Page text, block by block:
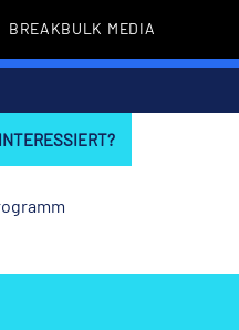
BREAKBULK MEDIA